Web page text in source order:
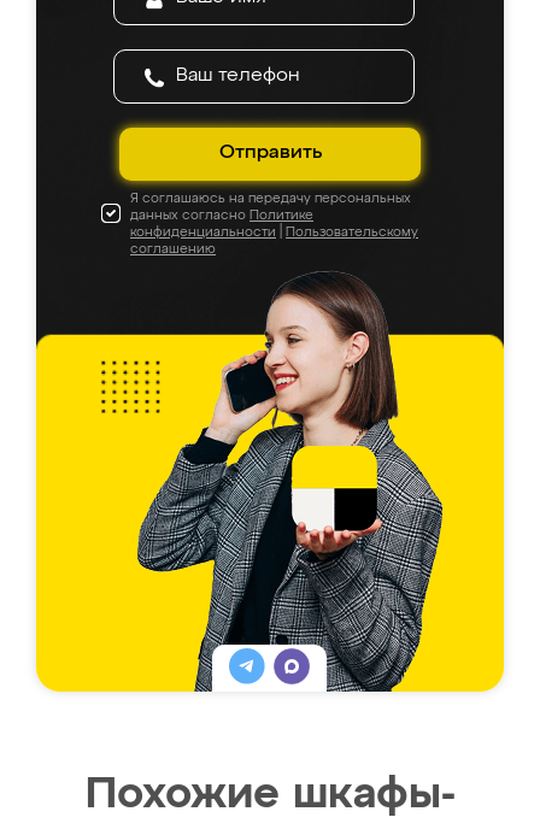
Отправить
Я соглашаюсь на передачу персональных
данных согласно Политике
конфиденциальности
Пользовательскому
соглашению
Похожие шкафы-